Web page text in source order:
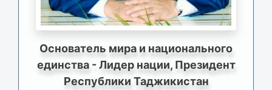
Основатель мира и национального
единства - Лидер нации, Президент
Республики Таджикистан